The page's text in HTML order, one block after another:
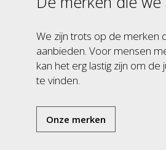
We zijn trots op de merken
aanbieden. Voor mensen
kan het erg lastig zijn om de
te vinden.
Onze merken